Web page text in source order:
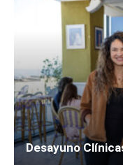
Desayuno